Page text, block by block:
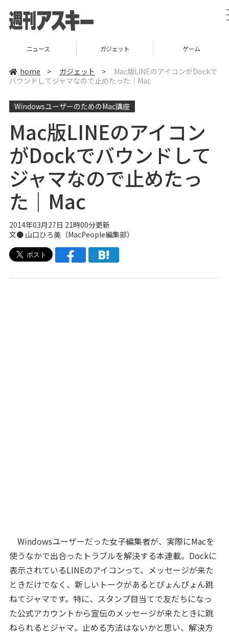
ニュース ガジェット ゲーム
home > ガジェット >
Mac版LINEのアイコンがDockで
バウンドしてジャマなので止めたった｜Mac
WindowsユーザーのためのMac講座
Mac版LINEのアイコン
がDockでバウンドして
ジャマなので止めたっ
た｜Mac
2014年03月27日 21時00分更新
文● 山口ひろ美（MacPeople編集部）
Windowsユーザーだった女子編集者が、実際にMacを
使うなかで出合ったトラブルを解決する本連載。Dockに
表示されているLINEのアイコンって、メッセージが来た
ときだけでなく、新しいトークがあるとぴょんぴょん跳
ねてジャマです。特に、スタンプ目当てで友だちになっ
た公式アカウントから宣伝のメッセージが来たときに跳
ねられるとジャマ。 止める方法はないかと思い、解決方